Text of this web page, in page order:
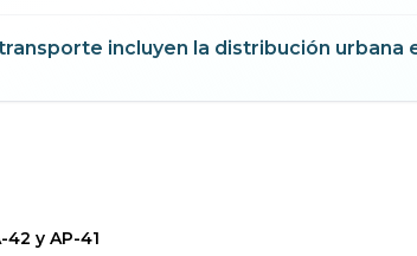
incluyen la distribución urbana
y AP-41